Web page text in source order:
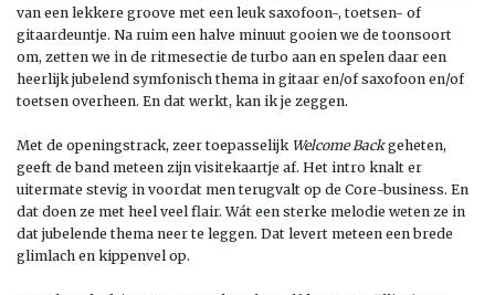
van een lekkere groove met een leuk saxofoon-, toetsen- of
gitaardeuntje. Na ruim een halve minuut gooien we de toonsoort
om, zetten we in de ritmesectie de turbo aan en spelen daar een
heerlijk jubelend symfonisch thema in gitaar en/of saxofoon en/of
toetsen overheen. En dat werkt, kan ik je zeggen.
Met de openingstrack, zeer toepasselijk Welcome Backgeheten,
geeft de band meteen zijn visitekaartje af. Het intro knalt er
uitermate stevig in voordat men terugvalt op de Core-business. En
dat doen ze met heel veel flair. Wát een sterke melodie weten ze in
dat jubelende thema neer te leggen. Dat levert meteen een brede
glimlach en kippenvel op.